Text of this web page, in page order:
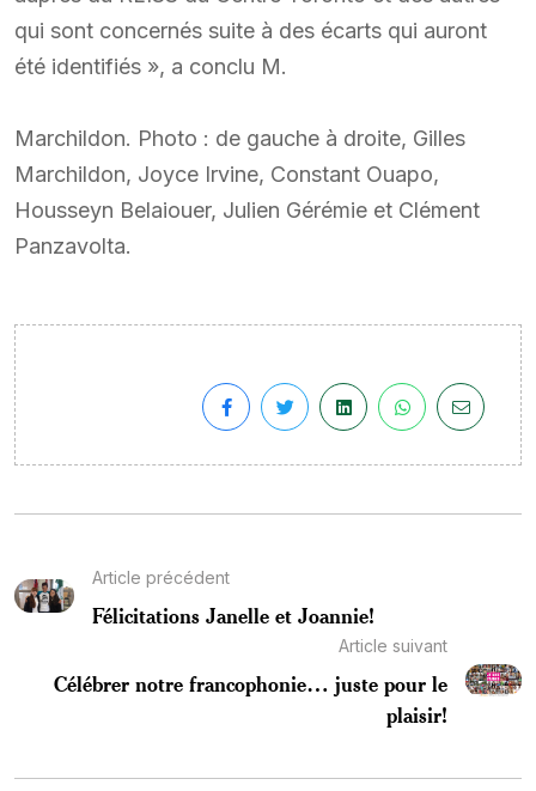
qui sont concernés suite à des écarts qui auront
été identifiés », a conclu M.
Marchildon. Photo : de gauche à droite, Gilles
Marchildon, Joyce Irvine, Constant Ouapo,
Housseyn Belaiouer, Julien Gérémie et Clément
Panzavolta.
Article précédent
Félicitations Janelle et Joannie!
Article suivant
Célébrer notre francophonie… juste pour le
plaisir!